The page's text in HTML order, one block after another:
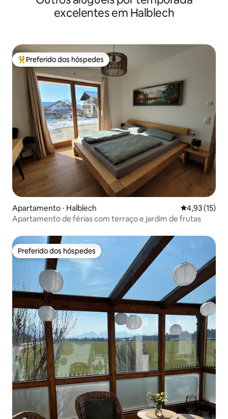
excelentes em Halblech
Entre os melhores preferidos dos hóspedes
Preferido dos hóspedes
Apartamento ⋅ Halblech 4,93 de uma
4,93 (15)
Apartamento de férias com terraço e jardim de frutas
Preferido dos hóspedes
Preferido dos hóspedes